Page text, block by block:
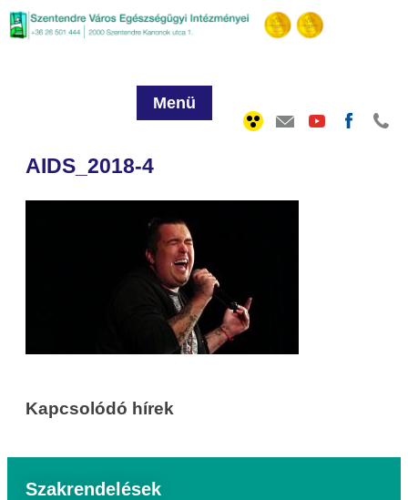
Menü
AIDS_2018-4
Kapcsolódó hírek
Szakrendelések